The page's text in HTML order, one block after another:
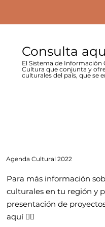
Consulta
El Sistema de Información
Cultura que conjunta y
culturales del país, que se
Agenda Cultural 2022
Para más información
culturales en tu región y
presentación de
aquí 👇🏻